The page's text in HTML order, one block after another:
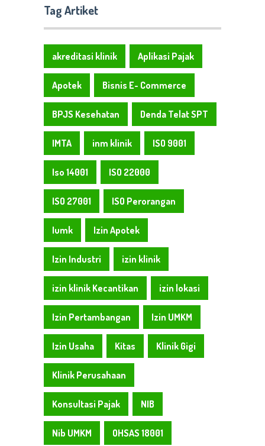
Tag Artiket
akreditasi klinik Aplikasi Pajak
Apotek Bisnis E- Commerce
BPJS Kesehatan Denda Telat SPT
IMTA inm klinik ISO 9001
Iso 14001 ISO 22000
ISO 27001 ISO Perorangan
Iumk Izin Apotek
Izin Industri izin klinik
izin klinik Kecantikan izin lokasi
Izin Pertambangan Izin UMKM
Izin Usaha Kitas Klinik Gigi
Klinik Perusahaan
Konsultasi Pajak NIB
Nib UMKM OHSAS 18001